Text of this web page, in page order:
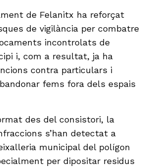
de Felanitx ha reforçat
de vigilància per combatre
incontrolats de
i, com a resultat, ja ha
contra particulars i
fems fora dels espais
des del consistori, la
s’han detectat a
municipal del polígon
per dipositar residus